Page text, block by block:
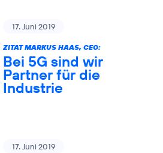
17. Juni 2019
ZITAT MARKUS HAAS, CEO:
Bei 5G sind wir
Partner für die
Industrie
17. Juni 2019